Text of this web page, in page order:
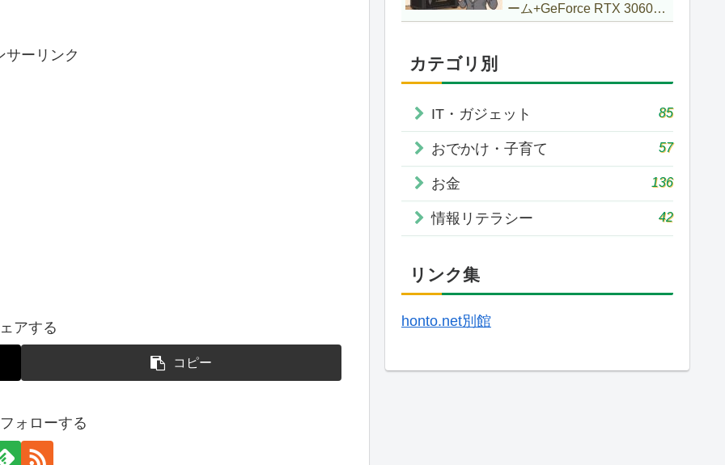
サーリンク
アする
コピー
ォローする
ーム+GeForce RTX 3060Ti
VENTUS 2X 8G OCV1
カテゴリ別
IT・ガジェット 85
おでかけ・子育て 57
お金 136
情報リテラシー 42
リンク集
honto.net別館